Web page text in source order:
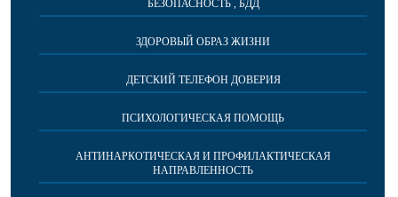
БЕЗОПАСНОСТЬ , БДД
ЗДОРОВЫЙ ОБРАЗ ЖИЗНИ
ДЕТСКИЙ ТЕЛЕФОН ДОВЕРИЯ
ПСИХОЛОГИЧЕСКАЯ ПОМОЩЬ
АНТИНАРКОТИЧЕСКАЯ И ПРОФИЛАКТИЧЕСКАЯ
НАПРАВЛЕННОСТЬ